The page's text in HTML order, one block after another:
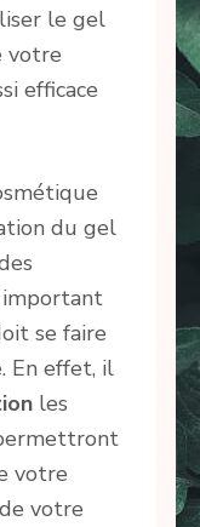
le gel
votre
efficace
du gel
important
se faire
En effet, il
les
votre
votre